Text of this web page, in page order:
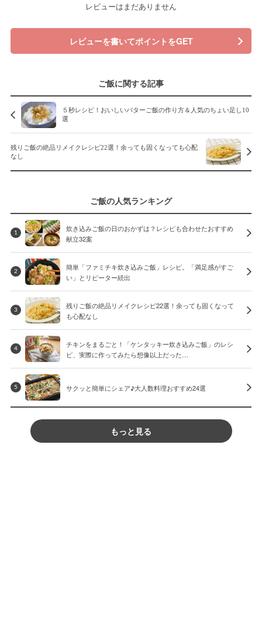
レビューはまだありません
レビューを書いてポイントをGET
ご飯に関する記事
５秒レシピ！おいしいバターご飯の作り方＆人気のちょい足し10
選
残りご飯の絶品リメイクレシピ22選！余っても固くなっても心配
なし
ご飯の人気ランキング
1
炊き込みご飯の日のおかずは？レシピも合わせたおすすめ
献立32案
2
簡単「ファミチキ炊き込みご飯」レシピ。「満足感がすご
い」とリピーター続出
3
残りご飯の絶品リメイクレシピ22選！余っても固くなって
も心配なし
4
チキンをまるごと！「ケンタッキー炊き込みご飯」のレシ
ピ、実際に作ってみたら想像以上だった…
5 サクッと簡単にシェア♪大人数料理おすすめ24選
もっと見る